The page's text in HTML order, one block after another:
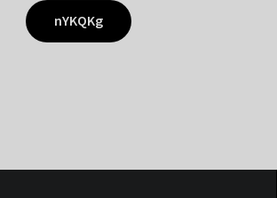
nYKQKg